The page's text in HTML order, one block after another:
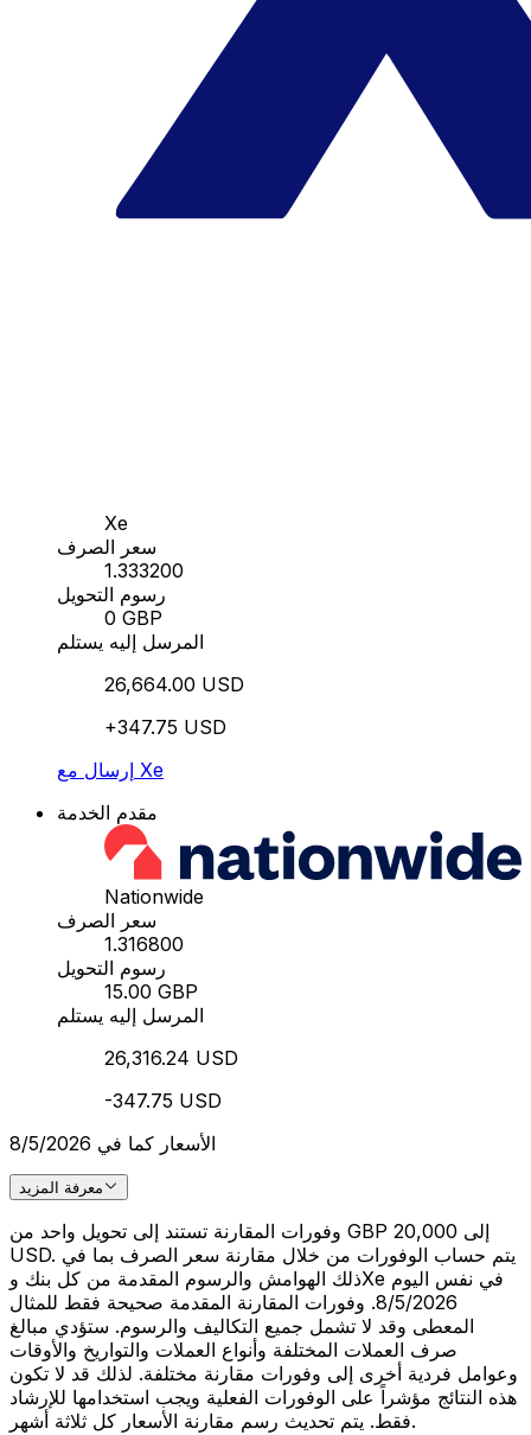
Xe
سعر الصرف
1.333200
رسوم التحويل
0 GBP
المرسل إليه يستلم
26,664.00 USD
+347.75 USD
إرسال مع Xe
مقدم الخدمة
Nationwide
سعر الصرف
1.316800
رسوم التحويل
15.00 GBP
المرسل إليه يستلم
26,316.24 USD
-347.75 USD
الأسعار كما في 8/5/2026
معرفة المزيد
وفورات المقارنة تستند إلى تحويل واحد من GBP 20,000 إلى
USD. يتم حساب الوفورات من خلال مقارنة سعر الصرف بما في
ذلك الهوامش والرسوم المقدمة من كل بنك وXe في نفس اليوم
8/5/2026. وفورات المقارنة المقدمة صحيحة فقط للمثال
المعطى وقد لا تشمل جميع التكاليف والرسوم. ستؤدي مبالغ
صرف العملات المختلفة وأنواع العملات والتواريخ والأوقات
وعوامل فردية أخرى إلى وفورات مقارنة مختلفة. لذلك قد لا تكون
هذه النتائج مؤشراً على الوفورات الفعلية ويجب استخدامها للإرشاد
فقط. يتم تحديث رسم مقارنة الأسعار كل ثلاثة أشهر.